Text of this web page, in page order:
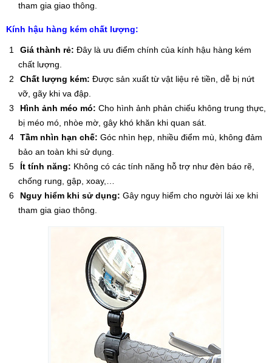
tham gia giao thông.
Kính hậu hàng kém chất lượng:
Giá thành rẻ: Đây là ưu điểm chính của kính hậu hàng kém
chất lượng.
Chất lượng kém: Được sản xuất từ vật liệu rẻ tiền, dễ bị nứt
vỡ, gãy khi va đập.
Hình ảnh méo mó: Cho hình ảnh phản chiếu không trung thực,
bị méo mó, nhòe mờ, gây khó khăn khi quan sát.
Tầm nhìn hạn chế: Góc nhìn hẹp, nhiều điểm mù, không đảm
bảo an toàn khi sử dụng.
Ít tính năng: Không có các tính năng hỗ trợ như đèn báo rẽ,
chống rung, gập, xoay,…
Nguy hiểm khi sử dụng: Gây nguy hiểm cho người lái xe khi
tham gia giao thông.